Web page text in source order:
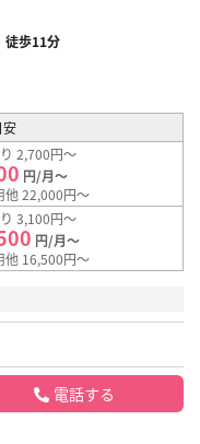
徒歩11分
安
2,700円～
円/月～
他 22,000円～
3,100円～
円/月～
他 16,500円～
電話する